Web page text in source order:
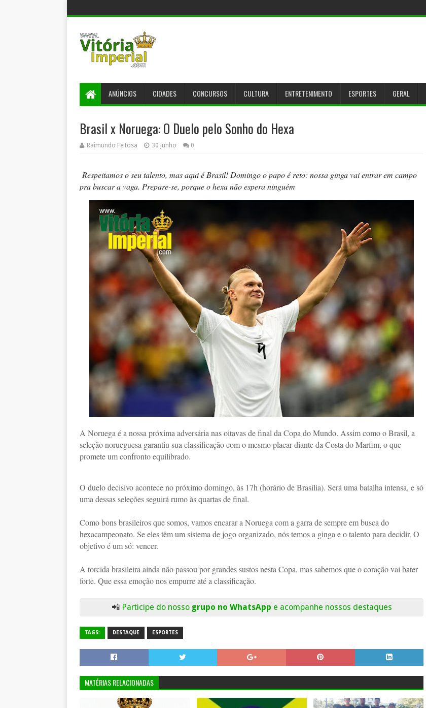
ANÚNCIOS CIDADES CONCURSOS CULTURA ENTRETENIMENTO ESPORTES GERAL
Brasil x Noruega: O Duelo pelo Sonho do Hexa
Raimundo Feitosa 30 junho 0
Respeitamos o seu talento, mas aqui é Brasil! Domingo o papo é reto: nossa ginga vai entrar em campo
pra buscar a vaga. Prepare-se, porque o hexa não espera ninguém
A Noruega é a nossa próxima adversária nas oitavas de final da Copa do Mundo. Assim como o Brasil, a
seleção norueguesa garantiu sua classificação com o mesmo placar diante da Costa do Marfim, o que
promete um confronto equilibrado.
O duelo decisivo acontece no próximo domingo, às 17h (horário de Brasília). Será uma batalha intensa, e só
uma dessas seleções seguirá rumo às quartas de final.
Como bons brasileiros que somos, vamos encarar a Noruega com a garra de sempre em busca do
hexacampeonato. Se eles têm um sistema de jogo organizado, nós temos a ginga e o talento para decidir. O
objetivo é um só: vencer.
A torcida brasileira ainda não passou por grandes sustos nesta Copa, mas sabemos que o coração vai bater
forte. Que essa emoção nos empurre até a classificação.
📲 Participe do nosso grupo no WhatsApp e acompanhe nossos destaques
TAGS: DESTAQUE ESPORTES
MATÉRIAS RELACIONADAS